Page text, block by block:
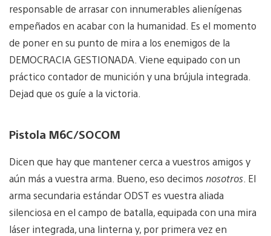
responsable de arrasar con innumerables alienígenas
empeñados en acabar con la humanidad. Es el momento
de poner en su punto de mira a los enemigos de la
DEMOCRACIA GESTIONADA. Viene equipado con un
práctico contador de munición y una brújula integrada.
Dejad que os guíe a la victoria.
Pistola M6C/SOCOM
Dicen que hay que mantener cerca a vuestros amigos y
aún más a vuestra arma. Bueno, eso decimos nosotros . El
arma secundaria estándar ODST es vuestra aliada
silenciosa en el campo de batalla, equipada con una mira
láser integrada, una linterna y, por primera vez en